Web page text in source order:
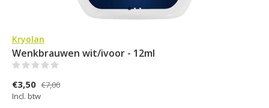
Kryolan
Wenkbrauwen wit/ivoor - 12ml
€3,50 €7,00
Incl. btw